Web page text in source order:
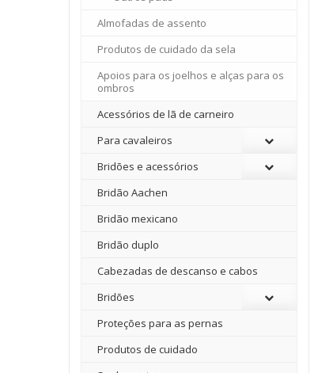
Almofadas de assento
Produtos de cuidado da sela
Apoios para os joelhos e alças para os
ombros
Acessórios de lã de carneiro
Para cavaleiros
Bridões e acessórios
Bridão Aachen
Bridão mexicano
Bridão duplo
Cabezadas de descanso e cabos
Bridões
Proteções para as pernas
Produtos de cuidado